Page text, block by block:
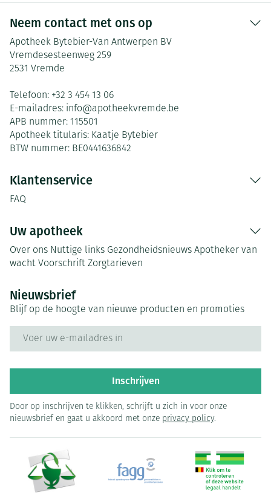
Neem contact met ons op
Apotheek Bytebier-Van Antwerpen BV
Vremdesesteenweg 259
2531 Vremde
Telefoon: +32 3 454 13 06
E-mailadres: info@apotheekvremde.be
APB nummer: 115501
Apotheek titularis: Kaatje Bytebier
BTW nummer: BE0441636842
Klantenservice
FAQ
Uw apotheek
Over ons Nuttige links Gezondheidsnieuws Apotheker van
wacht Voorschrift Zorgtarieven
Nieuwsbrief
Blijf op de hoogte van nieuwe producten en promoties
Inschrijven
Door op inschrijven te klikken, schrijft u zich in voor onze
nieuwsbrief en gaat u akkoord met onze privacy policy.